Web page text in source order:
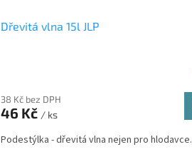
Dřevitá vlna 15l JLP
38 Kč bez DPH
46 Kč / ks
Podestýlka - dřevitá vlna nejen pro hlodavce.